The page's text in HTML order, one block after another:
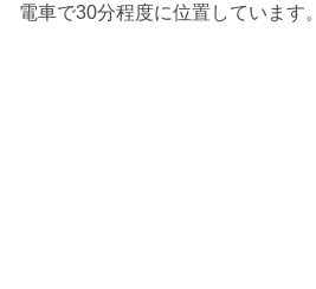
電車で30分程度に位置しています。